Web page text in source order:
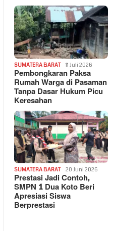
SUMATERA BARAT 11 Juli 2026
Pembongkaran Paksa
Rumah Warga di Pasaman
Tanpa Dasar Hukum Picu
Keresahan
SUMATERA BARAT 20 Juni 2026
Prestasi Jadi Contoh,
SMPN 1 Dua Koto Beri
Apresiasi Siswa
Berprestasi